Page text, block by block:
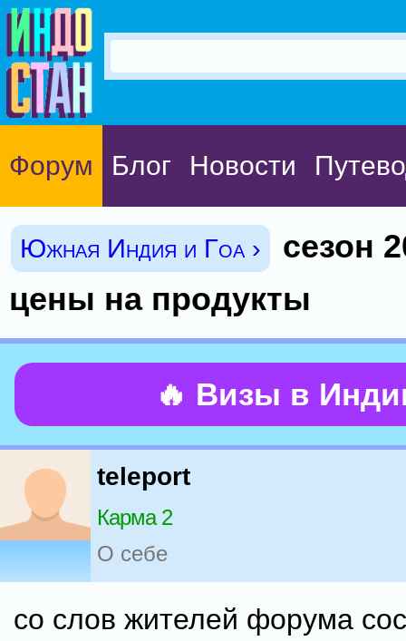
Форум Блог Новости
Южная Индия и Гоа ›
сезон
цены на продукты
🔥 Визы в
teleport
Карма 2
О себе
со слов жителей форума